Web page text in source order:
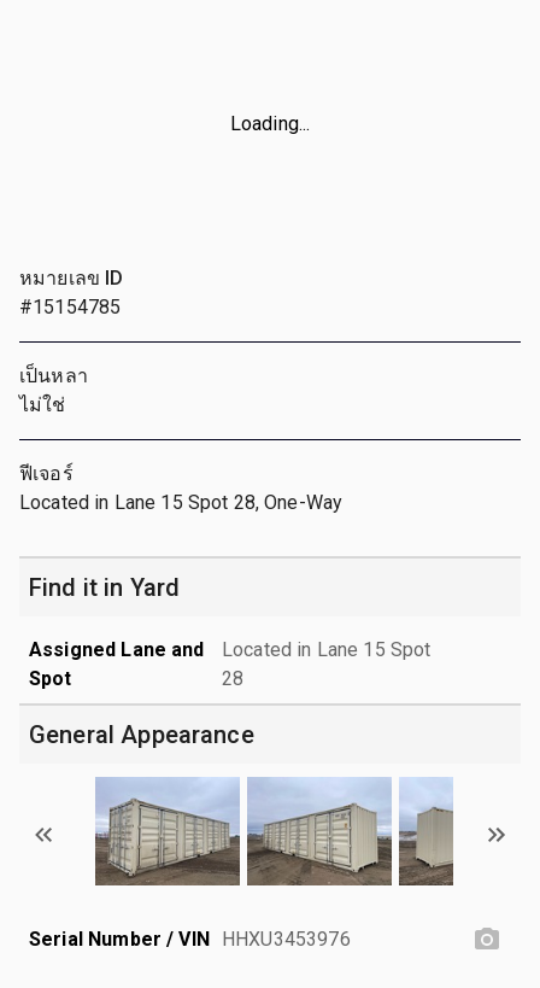
Loading...
หมายเลข ID
#15154785
เป็นหลา
ไม่ใช่
ฟีเจอร์
Located in Lane 15 Spot 28, One-Way
Find it in Yard
Assigned Lane and
Spot
Located in Lane 15 Spot
28
General Appearance
Serial Number / VIN HHXU3453976